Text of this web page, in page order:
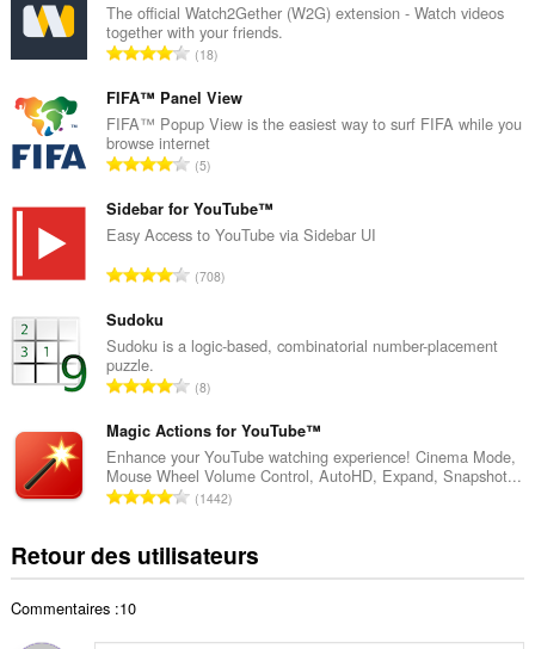
The official Watch2Gether (W2G) extension - Watch videos
together with your friends.
N
m
b
r
e
o
t
a
e
o
e
s
:
18
FIFA™ Panel View
FIFA™ Popup View is the easiest way to surf FIFA while you
browse internet
N
m
b
e
t
a
d
e
n
o
e
s
5
Sidebar for YouTube™
Easy Access to YouTube via Sidebar UI
N
b
e
o
t
a
e
n
708
Sudoku
Sudoku is a logic-based, combinatorial number-placement
puzzle.
N
m
b
r
e
o
t
8
Magic Actions for YouTube™
Enhance your YouTube watching experience! Cinema Mode,
Mouse Wheel Volume Control, AutoHD, Expand, Snapshot...
N
b
t
1442
Retour des utilisateurs
Commentaires :10